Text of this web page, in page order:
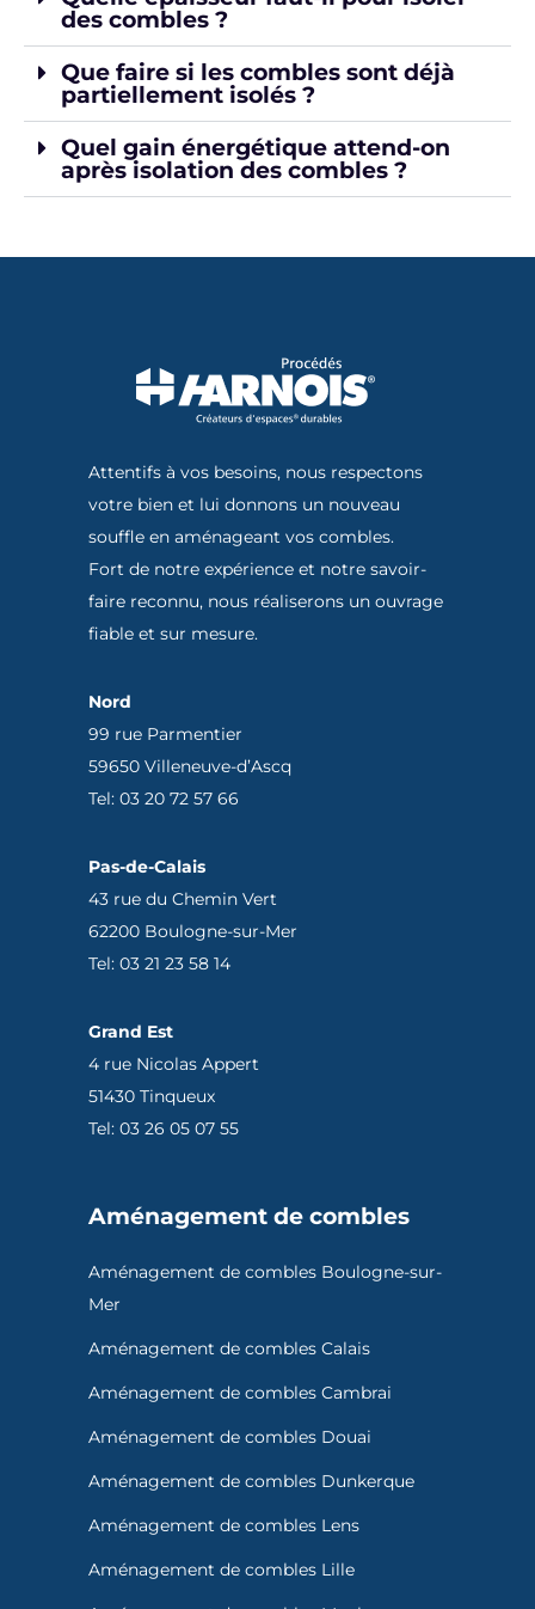
des combles ?
Que faire si les combles sont déjà
partiellement isolés ?
Quel gain énergétique attend-on
après isolation des combles ?
Attentifs à vos besoins, nous respectons
votre bien et lui donnons un nouveau
souffle en aménageant vos combles.
Fort de notre expérience et notre savoir-
faire reconnu, nous réaliserons un ouvrage
fiable et sur mesure.
Nord
99 rue Parmentier
59650 Villeneuve-d’Ascq
Tel: 03 20 72 57 66
Pas-de-Calais
43 rue du Chemin Vert
62200 Boulogne-sur-Mer
Tel: 03 21 23 58 14
Grand Est
4 rue Nicolas Appert
51430 Tinqueux
Tel: 03 26 05 07 55
Aménagement de combles
Aménagement de combles Boulogne-sur-
Mer
Aménagement de combles Calais
Aménagement de combles Cambrai
Aménagement de combles Douai
Aménagement de combles Dunkerque
Aménagement de combles Lens
Aménagement de combles Lille